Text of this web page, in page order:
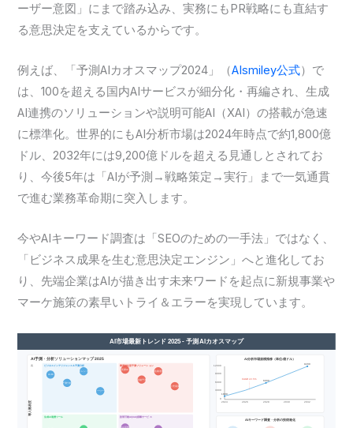
ーザー意図」にまで踏み込み、実務にもPR戦略にも直結す
る意思決定を支えているからです。
例えば、「予測AIカオスマップ2024」（AIsmiley公式）で
は、100を超える国内AIサービスが細分化・再編され、生成
AI連携のソリューションや説明可能AI（XAI）の搭載が急速
に標準化。世界的にもAI分析市場は2024年時点で約1,800億
ドル、2032年には9,200億ドルを超える見通しとされてお
り、今後5年は「AIが予測→戦略策定→実行」まで一気通貫
で進む業務革命期に突入します。
今やAIキーワード調査は「SEOのための一手法」ではなく、
「ビジネス成果を生む意思決定エンジン」へと進化してお
り、先端企業はAIが描き出す未来ワードを起点に新規事業や
マーケ施策の素早いトライ＆エラーを実現しています。